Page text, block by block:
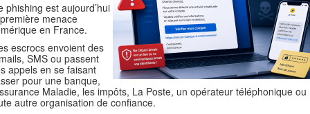
phishing est aujourd’hui
menace
en France.
escrocs envoient des
SMS ou passent
appels en se faisant
pour une banque,
Maladie, les impôts, La Poste, un opérateur téléphonique ou
autre organisation de confiance.